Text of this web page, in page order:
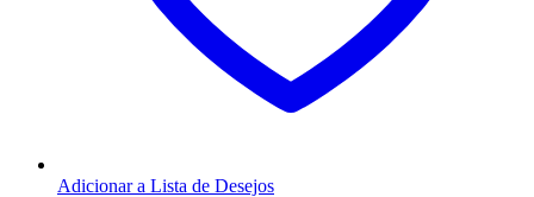
Adicionar a Lista de Desejos